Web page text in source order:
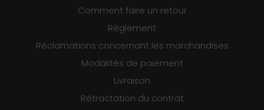
Comment faire un retour
Règlement
Réclamations concernant les marchandises
Modalités de paiement
Livraison
Rétractation du contrat